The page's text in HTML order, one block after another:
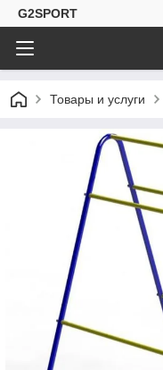
G2SPORT
Товары и услуги